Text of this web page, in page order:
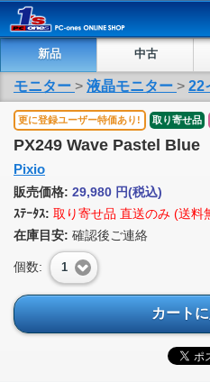
新品 中古
モニター > 液晶モニター > 22
更に登録ユーザー特価あり! 取り寄せ品
PX249 Wave Pastel Blue
Pixio
販売価格: 29,980 円(税込)
ｽﾃｰﾀｽ: 取り寄せ品 直送のみ (送料
在庫目安: 確認後ご連絡
個数: 1
カート